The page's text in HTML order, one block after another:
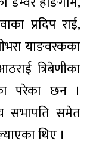
प्रदिप राई,
याङवरकका
त्रिबेणीका
परेका छन ।
सभापति समेत
थिए ।